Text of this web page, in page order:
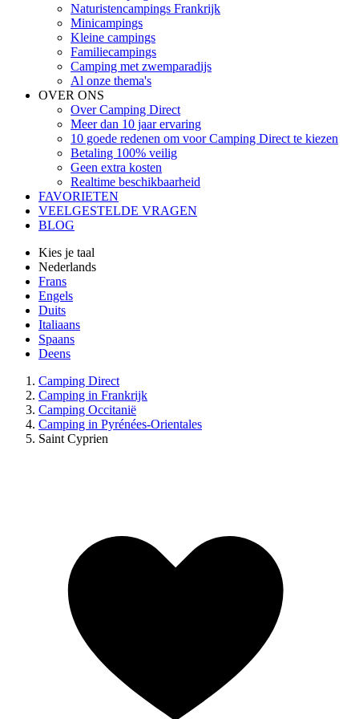
Naturistencampings Frankrijk
Minicampings
Kleine campings
Familiecampings
Camping met zwemparadijs
Al onze thema's
OVER ONS
Over Camping Direct
Meer dan 10 jaar ervaring
10 goede redenen om voor Camping Direct te kiezen
Betaling 100% veilig
Geen extra kosten
Realtime beschikbaarheid
FAVORIETEN
VEELGESTELDE VRAGEN
BLOG
Kies je taal
Nederlands
Frans
Engels
Duits
Italiaans
Spaans
Deens
Camping Direct
Camping in Frankrijk
Camping Occitanië
Camping in Pyrénées-Orientales
Saint Cyprien